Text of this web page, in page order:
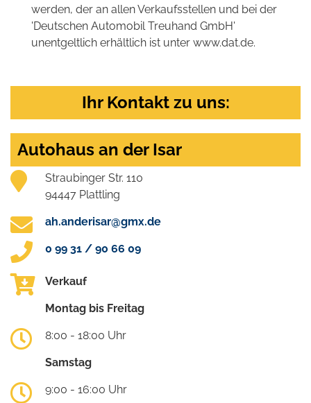
werden, der an allen Verkaufsstellen und bei der
'Deutschen Automobil Treuhand GmbH'
unentgeltlich erhältlich ist unter www.dat.de.
Ihr Kontakt zu uns:
Autohaus an der Isar
Straubinger Str. 110
94447 Plattling
ah.anderisar@gmx.de
0 99 31 / 90 66 09
Verkauf
Montag bis Freitag
8:00 - 18:00 Uhr
Samstag
9:00 - 16:00 Uhr